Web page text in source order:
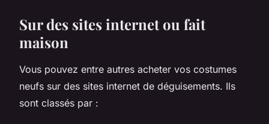
Sur des sites internet ou fait
maison
Vous pouvez entre autres acheter vos costumes
neufs sur des sites internet de déguisements. Ils
sont classés par :